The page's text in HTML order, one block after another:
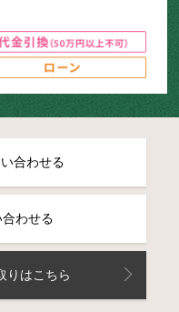
合わせる
わせる
りはこちら